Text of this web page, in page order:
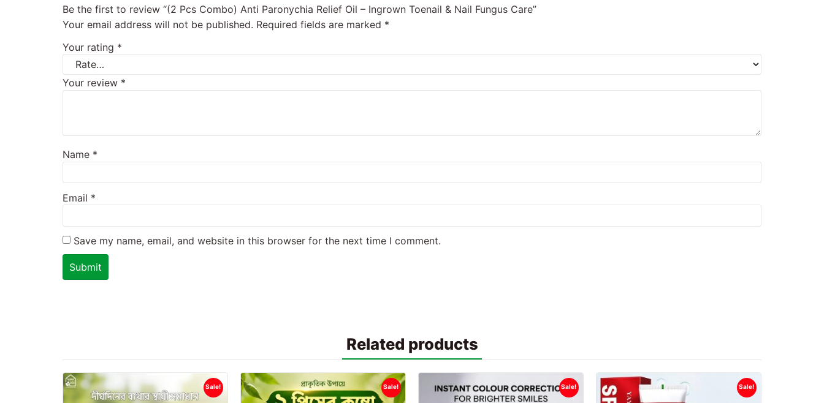
Be the first to review “(2 Pcs Combo) Anti Paronychia Relief Oil – Ingrown Toenail & Nail Fungus Care”
Your email address will not be published. Required fields are marked *
Your rating *
Your review *
Name *
Email *
Save my name, email, and website in this browser for the next time I comment.
Related products
Sale! Sale! Sale! Sale!